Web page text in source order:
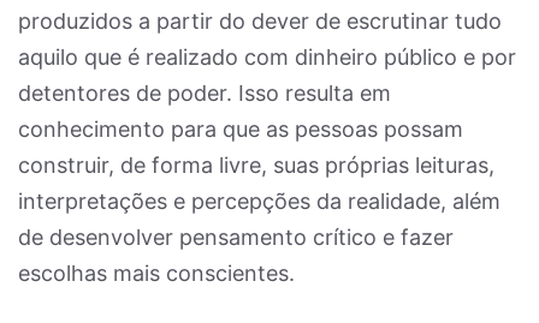
produzidos a partir do dever de escrutinar tudo
aquilo que é realizado com dinheiro público e por
detentores de poder. Isso resulta em
conhecimento para que as pessoas possam
construir, de forma livre, suas próprias leituras,
interpretações e percepções da realidade, além
de desenvolver pensamento crítico e fazer
escolhas mais conscientes.